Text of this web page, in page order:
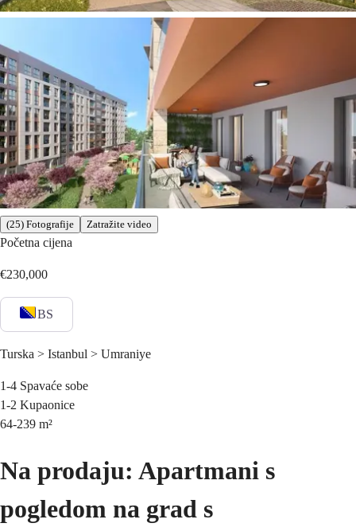
(25) Fotografije Zatražite video
Početna cijena
€230,000
BS
Turska > Istanbul > Umraniye
1-4 Spavaće sobe
1-2 Kupaonice
64-239 m²
Na prodaju: Apartmani s
pogledom na grad s